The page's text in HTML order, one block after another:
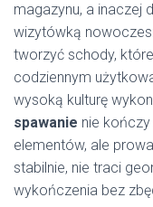
magazynu, a inaczej
wizytówką
tworzyć schody,
codziennym
wysoką kulturę
spawanie nie kończy
elementów, ale
stabilnie, nie traci
wykończenia bez